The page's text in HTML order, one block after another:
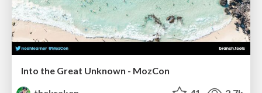
Into the Great Unknown - MozCon